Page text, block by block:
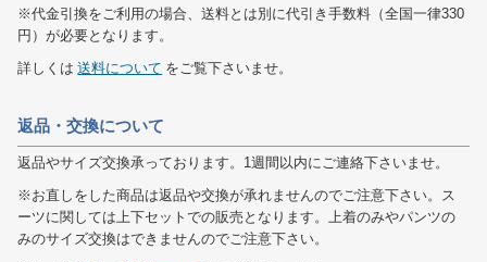
※代金引換をご利用の場合、送料とは別に代引き手数料（全国一律330
円）が必要となります。
詳しくは 送料について をご覧下さいませ。
返品・交換について
返品やサイズ交換承っております。1週間以内にご連絡下さいませ。
※お直しをした商品は返品や交換が承れませんのでご注意下さい。ス
ーツに関しては上下セットでの販売となります。上着のみやパンツの
みのサイズ交換はできませんのでご注意下さい。